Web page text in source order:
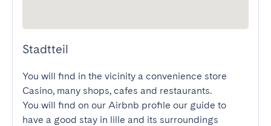
Stadtteil
You will find in the vicinity a convenience store
Casino, many shops, cafes and restaurants.
You will find on our Airbnb profile our guide to
have a good stay in lille and its surroundings